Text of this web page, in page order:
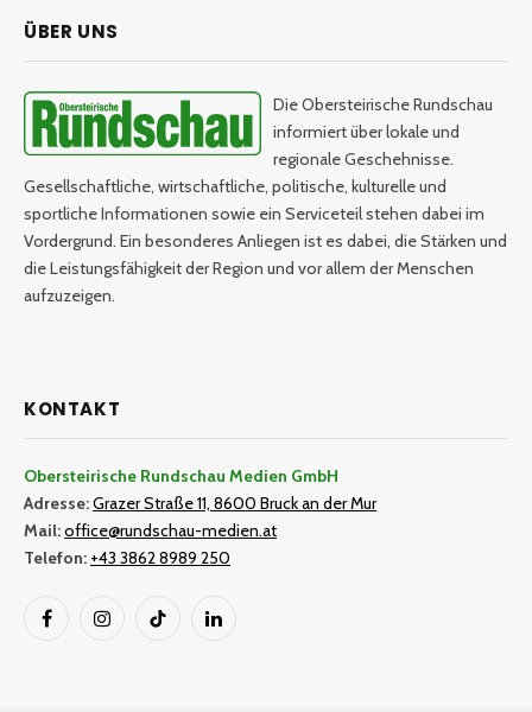
ÜBER UNS
Die Obersteirische Rundschau
informiert über lokale und
regionale Geschehnisse.
Gesellschaftliche, wirtschaftliche, politische, kulturelle und
sportliche Informationen sowie ein Serviceteil stehen dabei im
Vordergrund. Ein besonderes Anliegen ist es dabei, die Stärken und
die Leistungsfähigkeit der Region und vor allem der Menschen
aufzuzeigen.
KONTAKT
Obersteirische Rundschau Medien GmbH
Adresse:Grazer Straße 11, 8600 Bruck an der Mur
Mail:office@rundschau-medien.at
Telefon: +43 3862 8989 250
FacebookInstagramTikTok LinkedIn